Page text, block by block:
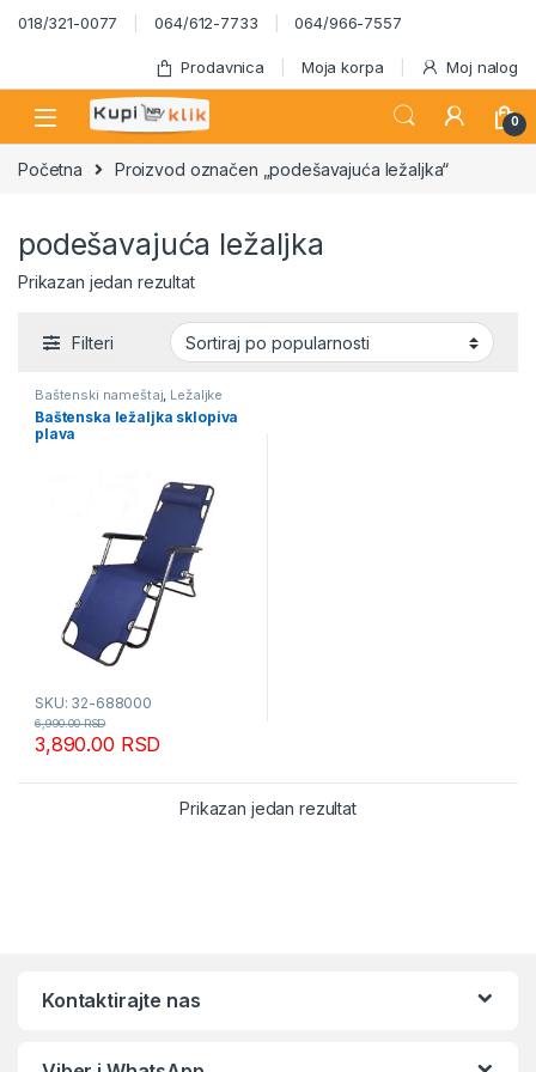
Skip to navigation
Skip to content
018/321-0077 064/612-7733 064/966-7557
Prodavnica Moja korpa Moj nalog
0
Početna Proizvod označen „podešavajuća ležaljka“
podešavajuća ležaljka
Prikazan jedan rezultat
Filteri
Baštenski nameštaj, Ležaljke
Baštenska ležaljka sklopiva
plava
SKU: 32-688000
3,890.00 RSD
6,990.00RSD
Prikazan jedan rezultat
Kontaktirajte nas